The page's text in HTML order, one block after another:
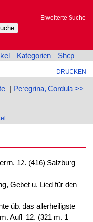
Erweiterte Suche
Kategorien Shop
DRUCKEN
| Peregrina, Cordula >>
12. (416) Salzburg
Gebet u. Lied für den
üb. das allerheiligste
Aufl. 12. (321 m. 1